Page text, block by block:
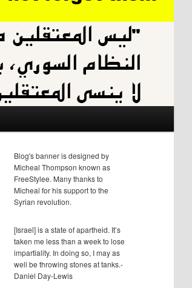
Blog's banner is designed by
Micheal Thompson known as
FreeStylee. Many thanks to
Micheal for his support to the
Syrian revolution.
[Israel] is a state of apartheid. It’s
taken me less than a week to lose
impartiality. In doing so, I may as
well be throwing stones at tanks.-
Daniel Day-Lewis